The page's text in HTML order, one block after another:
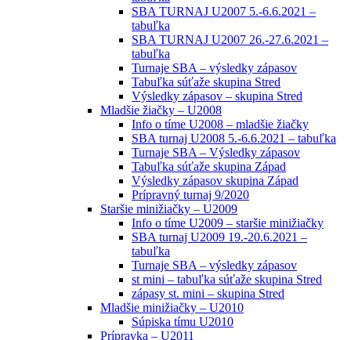
SBA TURNAJ U2007 5.-6.6.2021 –
tabuľka
SBA TURNAJ U2007 26.-27.6.2021 –
tabuľka
Turnaje SBA – výsledky zápasov
Tabuľka súťaže skupina Stred
Výsledky zápasov – skupina Stred
Mladšie žiačky – U2008
Info o tíme U2008 – mladšie žiačky
SBA turnaj U2008 5.-6.6.2021 – tabuľka
Turnaje SBA – Výsledky zápasov
Tabuľka súťaže skupina Západ
Výsledky zápasov skupina Západ
Prípravný turnaj 9/2020
Staršie minižiačky – U2009
Info o tíme U2009 – staršie minižiačky
SBA turnaj U2009 19.-20.6.2021 –
tabuľka
Turnaje SBA – výsledky zápasov
st mini – tabuľka súťaže skupina Stred
zápasy st. mini – skupina Stred
Mladšie minižiačky – U2010
Súpiska tímu U2010
Prípravka – U2011